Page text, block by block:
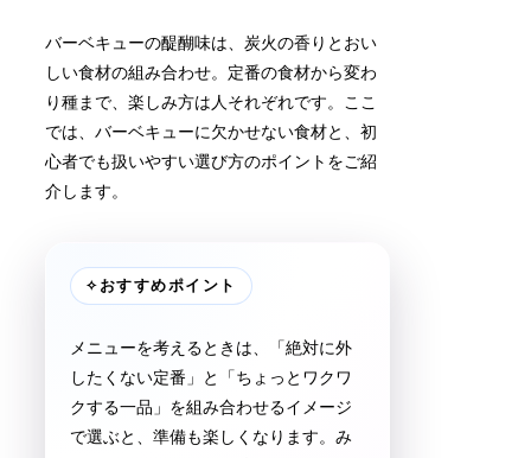
バーベキューの醍醐味は、炭火の香りとおい
しい食材の組み合わせ。定番の食材から変わ
り種まで、楽しみ方は人それぞれです。ここ
では、バーベキューに欠かせない食材と、初
心者でも扱いやすい選び方のポイントをご紹
介します。
✧ おすすめポイント
メニューを考えるときは、「絶対に外
したくない定番」と「ちょっとワクワ
クする一品」を組み合わせるイメージ
で選ぶと、準備も楽しくなります。み